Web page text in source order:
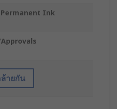
Permanent Ink
ายกัน